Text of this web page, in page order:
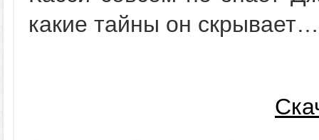
какие тайны он скрывает…